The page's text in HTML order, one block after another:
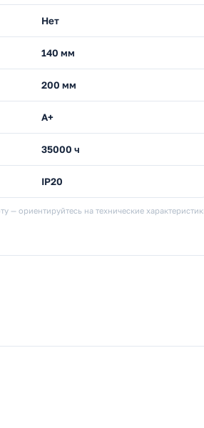
Нет
140 мм
200 мм
A+
35000 ч
IP20
— ориентируйтесь на технические